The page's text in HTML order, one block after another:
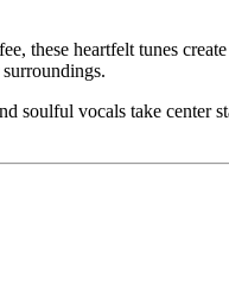
these heartfelt tunes
soulful vocals take